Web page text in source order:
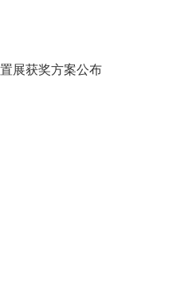
展获奖方案公布